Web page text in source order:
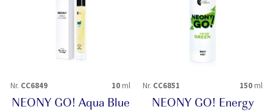
Nr. CC6849 10 ml
NEONY GO! Aqua Blue
Nr. CC6851 150 ml
NEONY GO! Energy